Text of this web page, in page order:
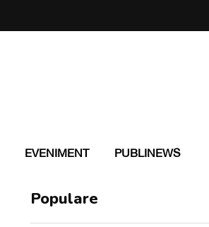
EVENIMENT PUBLINEWS
Populare